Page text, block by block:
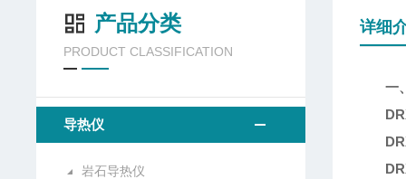
产品分类
PRODUCT CLASSIFICATION
导热仪
岩石导热仪
详细
一